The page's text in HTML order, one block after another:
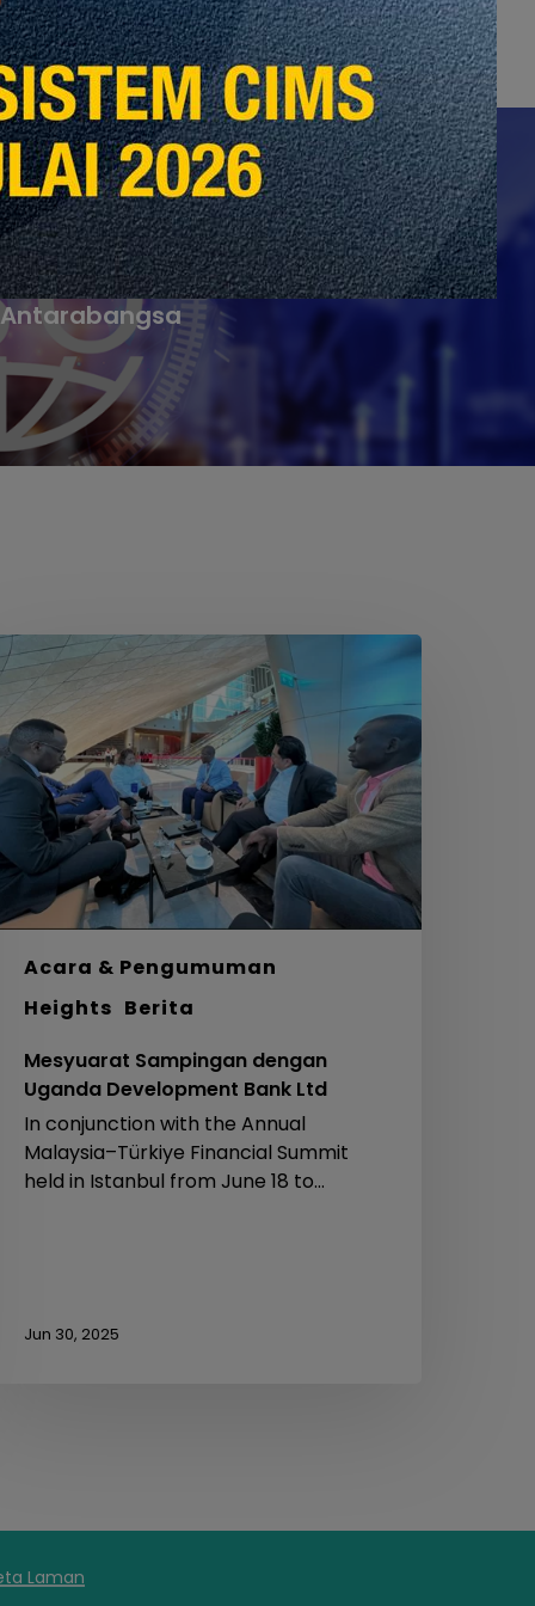
Menyelaraskan FM dengan
Acara & Pengumuman
Heights Berita
Mesyuarat Sampingan dengan
Uganda Development Bank Ltd
In conjunction with the Annual
Malaysia–Türkiye Financial Summit
held in Istanbul from June 18 to…
Jun 30, 2025
Laman